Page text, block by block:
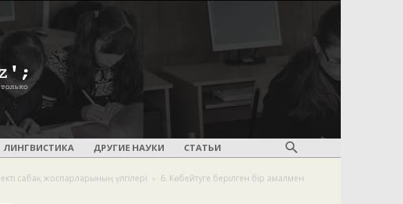
ЛИНГВИСТИКА ДРУГИЕ НАУКИ СТАТЬИ
сабақ жоспарларының үлгілері
6. Көбейтуге берілген бір амалмен